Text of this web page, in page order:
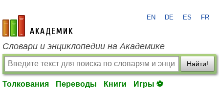
academic.ru
EN DE ES FR
Словари и энциклопедии на Академике
Найти!
Толкования Переводы Книги Игры ⚽